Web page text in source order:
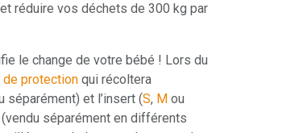
réduire vos déchets de 300 kg par
le change de votre bébé ! Lors du
protection qui récoltera
et l’insert (S, M ou
séparément en différents